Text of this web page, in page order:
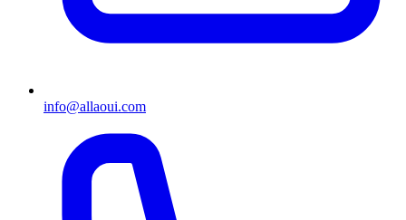
info@allaoui.com